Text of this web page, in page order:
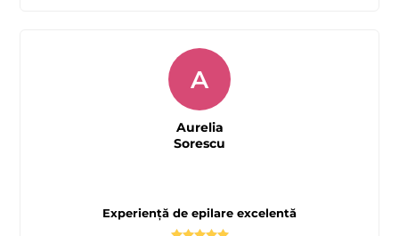
Experiență de epilare excelentă
A
Aurelia
Sorescu